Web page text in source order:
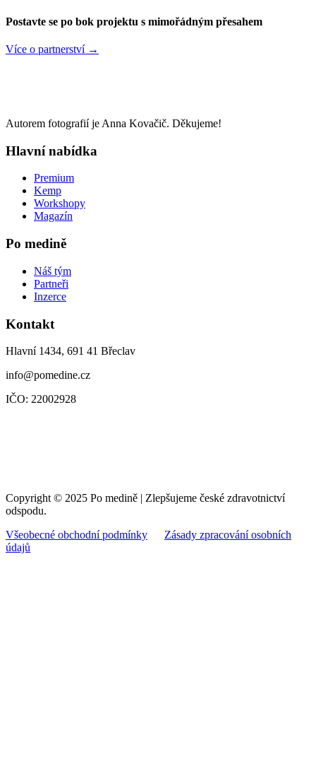
Postavte se po bok projektu s mimořádným přesahem
Více o partnerství →
Autorem fotografií je Anna Kovačič. Děkujeme!
Hlavní nabídka
Premium
Kemp
Workshopy
Magazín
Po medině
Náš tým
Partneři
Inzerce
Kontakt
Hlavní 1434, 691 41 Břeclav
info@pomedine.cz
IČO: 22002928
Copyright © 2025 Po medině | Zlepšujeme české zdravotnictví
odspodu.
Všeobecné obchodní podmínky
Zásady zpracování osobních
údajů